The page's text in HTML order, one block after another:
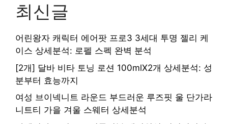
최신글
어린왕자 캐릭터 에어팟 프로3 3세대 투명 젤리 케
이스 상세분석: 로펠 스펙 완벽 분석
[2개] 달바 비타 토닝 로션 100mlX2개 상세분석: 성
분부터 효능까지
여성 브이넥니트 라운드 부드러운 루즈핏 울 단가라
니트티 가을 겨울 스웨터 상세분석